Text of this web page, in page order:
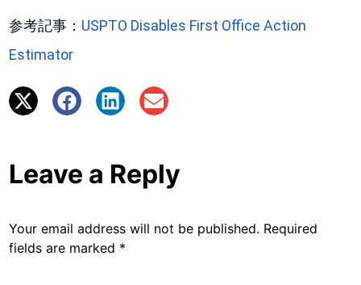
参考記事： USPTO Disables First Office Action
Estimator
Leave a Reply
Your email address will not be published. Required
fields are marked *